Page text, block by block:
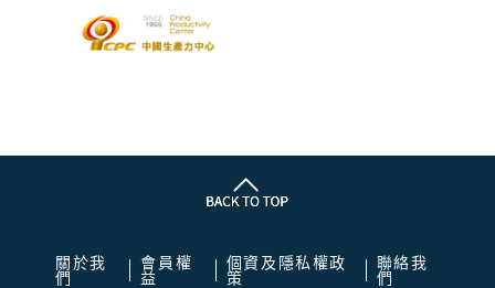
關於我
們
會員權
益
個資及隱私權政
策
聯絡我
們